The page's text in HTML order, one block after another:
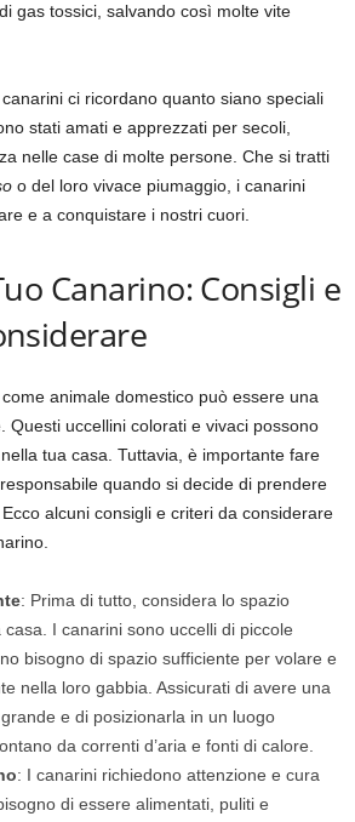
gas tossici, salvando così molte vite
ci ricordano quanto siano speciali
stati amati e apprezzati per secoli,
nelle case di molte persone. Che si tratti
o del loro vivace piumaggio, i canarini
e a conquistare i nostri cuori.
Canarino: Consigli e
come animale domestico può essere una
Questi uccellini colorati e vivaci possono
tua casa. Tuttavia, è importante fare
quando si decide di prendere
alcuni consigli e criteri da considerare
: Prima di tutto, considera lo spazio
I canarini sono uccelli di piccole
bisogno di spazio sufficiente per volare e
nella loro gabbia. Assicurati di avere una
e di posizionarla in un luogo
da correnti d’aria e fonti di calore.
: I canarini richiedono attenzione e cura
di essere alimentati, puliti e